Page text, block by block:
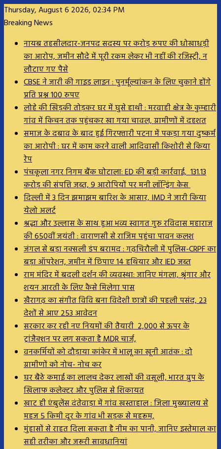
Thursday, August 6 2026, 02:34 PM
Breaking News
नायब तहसीलदार-जनपद सदस्य पर करोड़ रुपए की धोखाधड़ी
का आरोप, जमीन सौदे में पूरी रकम लेकर भी नहीं की रजिस्ट्री, न
लौटाए गए पैसे
CBSE ने जारी की गाइड लाइन : पुनर्मूल्यांकन के लिए चुकाने होंगे
प्रति प्रश्न 100 रुपए
लोहे की खिड़की तोड़कर घर में घुसे हाथी : मरवाही क्षेत्र के कुम्हारी
गांव में किचन तक पहुंचकर खा गया चावल, ग्रामीणों में दहशत
समाज के दबाव के बाद हुई गिरफ्तारी पटना में पकड़ा गया दुष्कर्म
का आरोपी : घर में काम करने वाली आदिवासी किशोरी से किया
रेप
पंचकूला नगर निगम बैंक घोटाला: ED की बड़ी कार्रवाई, 131.13
करोड़ की संपत्ति जब्त, 9 आरोपियों पर मनी लॉन्ड्रिंग केस
दिल्ली में 3 दिन झमाझम बारिश के आसार, IMD ने जारी किया
येलो अलर्ट
श्रद्धा और उल्लास के साथ हुआ भव्य स्वागत गुरु रविदास महाराज
की 650वीं जयंती : वाराणसी से राजिम पहुंचा पावन कलश
जंगल से बड़ा नक्सली डंप बरामद : गढ़चिरौली में पुलिस-CRPF का
बड़ा ऑपरेशन, जमीन में छिपाए 14 हथियार और IED जब्त
राम मंदिर में बदली दर्शन की व्यवस्था: जानिए मंगला, श्रृंगार और
शयन आरती के लिए कैसे मिलेगा पास
खैरागढ़ का संगीत विवि बना विदेशी छात्रों की पहली पसंद, 23
देशों से आए 253 आवेदन
सरकार कर रही नए नियमों की तैयारी ₹ 2,000 से ऊपर के
ट्रांजैक्शन पर लग सकता है MDR चार्ज,
वनकर्मियों को दौड़ाया कांकेर में भालू का खूनी आतंक : दो
ग्रामीणों को नोच- नोच कर
घर बैठे कमाई का लालच देकर लाखों की वसूली, भारत ग्रुप के
खिलाफ कलेक्टर और पुलिस से शिकायत
खाट ही एंबुलेंस दंतेवाड़ा में गांव खस्ताहाल : जिला मुख्यालय से
महज 5 किमी दूर के गांव भी सड़क से महरूम,
मुंहासों से राहत दिला सकता है नीम का पानी, जानिए इस्तेमाल का
सही तरीका और जरूरी सावधानियां